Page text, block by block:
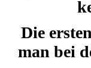
Die
man bei